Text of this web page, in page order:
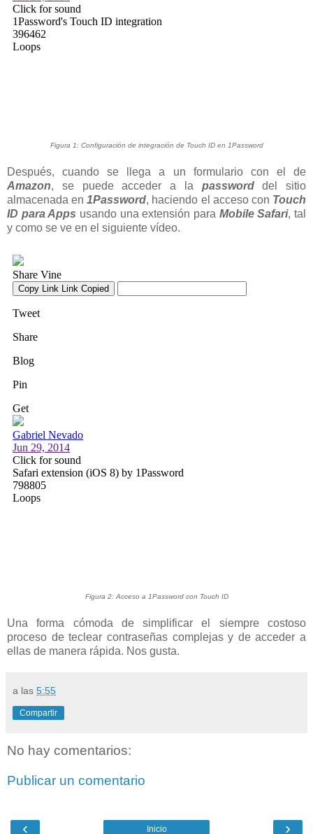
Figura 1: Configuración de integración de Touch ID en 1Password
Después, cuando se llega a un formulario con el de
Amazon, se puede acceder a la passworddel sitio
almacenada en1Password, haciendo el acceso con Touch
ID para Apps usando una extensión para Mobile Safari, tal
y como se ve en el siguiente vídeo.
Figura 2: Acceso a 1Password con Touch ID
Una forma cómoda de simplificar el siempre costoso
proceso de teclear contraseñas complejas y de acceder a
ellas de manera rápida. Nos gusta.
a las 5:55
Compartir
No hay comentarios:
Publicar un comentario
‹ ›
Inicio